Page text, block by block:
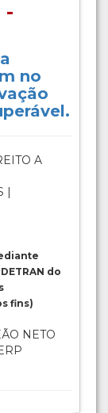
-
no
A
|
do
fins)
NETO